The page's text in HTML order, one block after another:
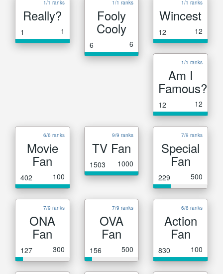
1/1 ranks
Really?
1 1
1/1 ranks
Fooly
Cooly
6 6
1/1 ranks
Wincest
12 12
1/1 ranks
Am I
Famous?
12 12
6/6 ranks
Movie
Fan
402 100
9/9 ranks
TV Fan
1503 1000
7/9 ranks
Special
Fan
229 500
7/9 ranks
ONA
Fan
127 300
7/9 ranks
OVA
Fan
156 500
6/6 ranks
Action
Fan
830 100